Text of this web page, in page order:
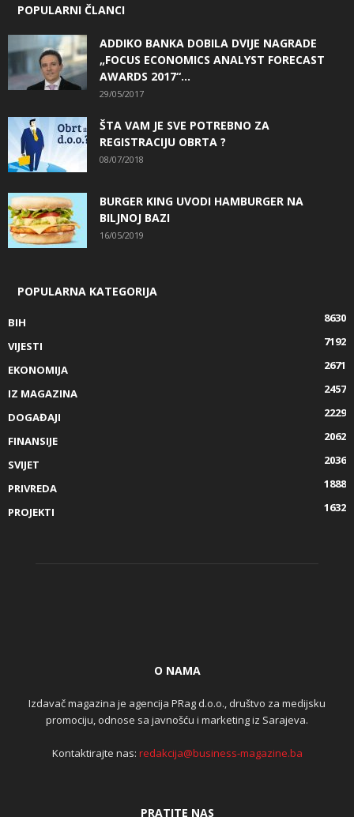
POPULARNI ČLANCI
ADDIKO BANKA DOBILA DVIJE NAGRADE
„FOCUS ECONOMICS ANALYST FORECAST
AWARDS 2017“...
29/05/2017
ŠTA VAM JE SVE POTREBNO ZA
REGISTRACIJU OBRTA ?
08/07/2018
BURGER KING UVODI HAMBURGER NA
BILJNOJ BAZI
16/05/2019
POPULARNA KATEGORIJA
BIH
8630
VIJESTI
7192
EKONOMIJA
2671
IZ MAGAZINA
2457
DOGAĐAJI
2229
FINANSIJE
2062
SVIJET
2036
PRIVREDA
1888
PROJEKTI
1632
O NAMA
Izdavač magazina je agencija PRag d.o.o., društvo za medijsku
promociju, odnose sa javnošću i marketing iz Sarajeva.
Kontaktirajte nas: redakcija@business-magazine.ba
PRATITE NAS